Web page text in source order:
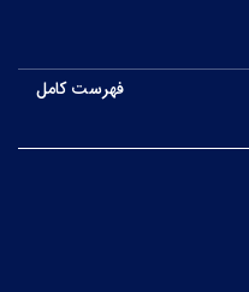
فهرست کامل